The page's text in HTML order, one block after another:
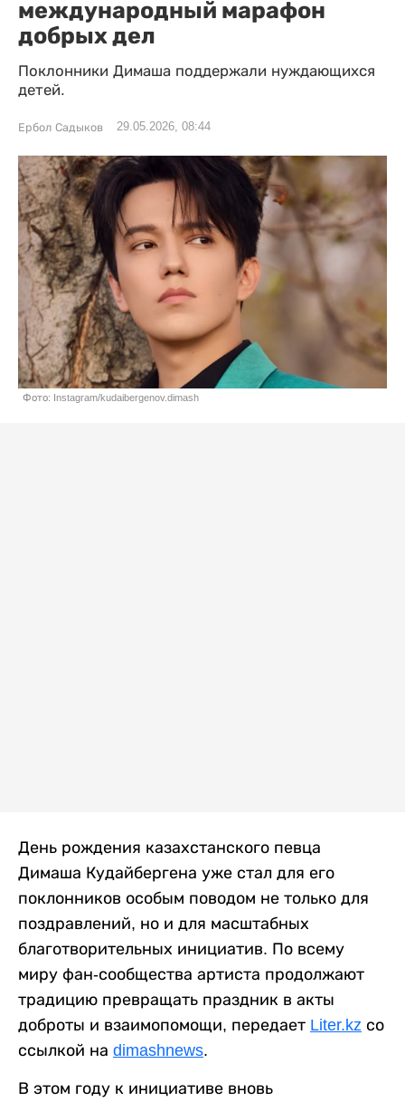
международный марафон
добрых дел
Поклонники Димаша поддержали нуждающихся
детей.
Ербол Садыков 29.05.2026, 08:44
Фото: Instagram/kudaibergenov.dimash
День рождения казахстанского певца
Димаша Кудайбергена уже стал для его
поклонников особым поводом не только для
поздравлений, но и для масштабных
благотворительных инициатив. По всему
миру фан-сообщества артиста продолжают
традицию превращать праздник в акты
доброты и взаимопомощи, передает Liter.kz со
ссылкой на dimashnews.
В этом году к инициативе вновь